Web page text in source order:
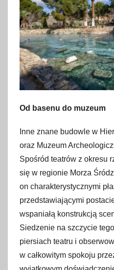
Od basenu do muzeum
Inne znane budowle w
oraz Muzeum
Spośród teatrów z okresu
się w regionie Morza
on charakterystycznymi
przedstawiającymi
wspaniałą konstrukcją
Siedzenie na szczycie
piersiach teatru i
w całkowitym spokoju